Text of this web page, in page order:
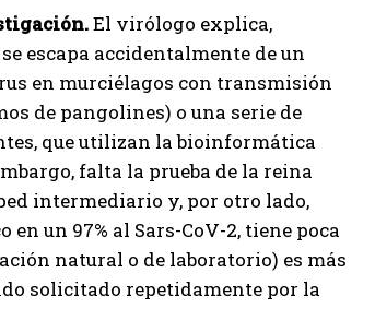
El virólogo explica,
escapa accidentalmente de un
en murciélagos con transmisión
de pangolines) o una serie de
que utilizan la bioinformática
falta la prueba de la reina
intermediario y, por otro lado,
un 97% al Sars-CoV-2, tiene poca
natural o de laboratorio) es más
solicitado repetidamente por la